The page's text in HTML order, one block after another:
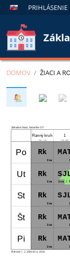
PRIHLÁSENIE
DOMOV / ŽIACI A
Ranný kruh
7:40 - 7:49
1
7:50 - 8:35
Po
Ut
St
Št
Pi
Rk
Iva
Rk
Iva Iva /
Rk
Iva
Rk
Iva
Rk
Iva
Platnosť: 1. 2. 2026-30. 6. 2026
Základná škola, Sobotište 317